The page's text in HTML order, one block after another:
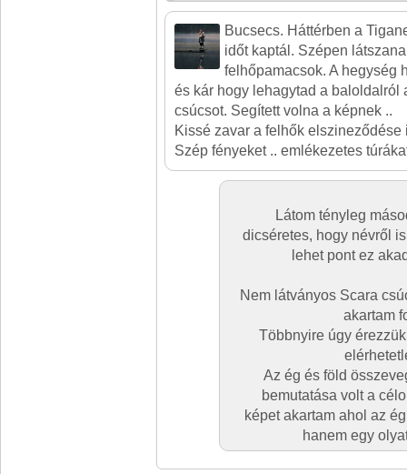
Bucsecs. Háttérben a
időt kaptál. Szépen
felhőpamacsok. A hegység
és kár hogy lehagytad a baloldalról
csúcsot. Segített volna a képnek ..
Kissé zavar a felhők elszineződése
Szép fényeket .. emlékezetes
Látom tényleg
dicséretes, hogy névről
lehet pont ez
Nem látványos Scara
akartam
Többnyire úgy
Az ég és föld
bemutatása volt a
képet akartam ahol az
hanem egy